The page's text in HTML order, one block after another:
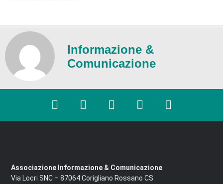
Informazione &
Comunicazione
Associazione Informazione & Comunicazione
Via Locri SNC – 87064 Corigliano Rossano CS